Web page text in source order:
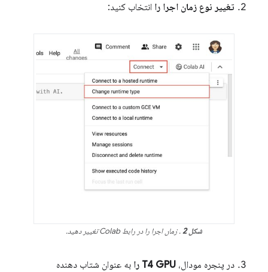
تغییر نوع زمان اجرا را انتخاب کنید:
شکل 2 . زمان اجرا را در رابط Colab تغییر دهید.
در پنجره مودال، T4 GPU را
به عنوان شتاب دهنده